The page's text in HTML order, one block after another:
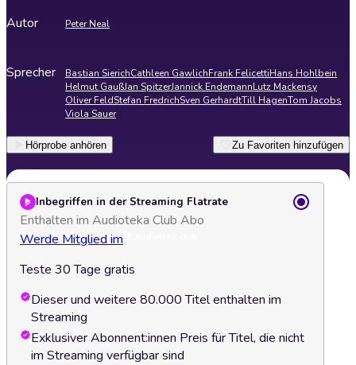
Autor Peter Neal
Sprecher Bastian SierichCathleen GawlichFrank FelicettiHans Hohlbein
Helmut GaußJan SpitzerJannick EndemannLutz Mackensy
Oliver FeldStefan FredrichSven GerhardtTill HagenTom Jacobs
Viola Sauer
Hörprobe anhören Zu Favoriten hinzufügen
Inbegriffen in der Streaming Flatrate
Enthalten im Audioteka Club Abo
Werde Mitglied im
Teste 30 Tage gratis
Dieser und weitere 80.000 Titel enthalten im
Streaming
Exklusiver Abonnent:innen Preis für Titel, die nicht
im Streaming verfügbar sind